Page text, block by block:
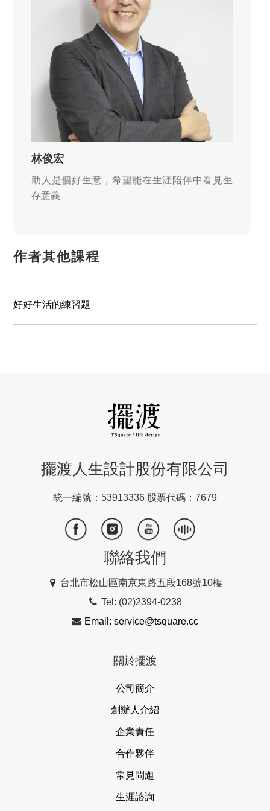
林俊宏
助人是個好生意，希望能在生涯陪伴中看見生
存意義
作者其他課程
好好生活的練習題
擺渡人生設計股份有限公司
統一編號：53913336 股票代碼：7679
聯絡我們
台北市松山區南京東路五段168號10樓
Tel: (02)2394-0238
Email: service@tsquare.cc
關於擺渡
公司簡介
創辦人介紹
企業責任
合作夥伴
常見問題
生涯諮詢